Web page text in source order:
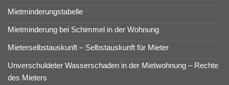
Mietminderungstabelle
Mietminderung bei Schimmel in der Wohnung
Mieterselbstauskunft – Selbstauskunft für Mieter
Unverschuldeter Wasserschaden in der Mietwohnung – Rechte
des Mieters